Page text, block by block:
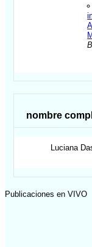
nombre
Luciana
Publicaciones en VIVO